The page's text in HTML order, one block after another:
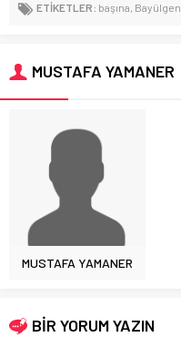
ETİKETLER: başına, Bayülgen
MUSTAFA YAMANER
MUSTAFA YAMANER
BİR YORUM YAZIN